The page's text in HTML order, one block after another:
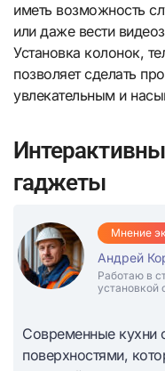
иметь возможность
или даже вести
Установка колонок,
позволяет сделать
увлекательным и
гаджеты
Мнение
Андрей
Работаю в
установкой
Современные кухни
поверхностями,